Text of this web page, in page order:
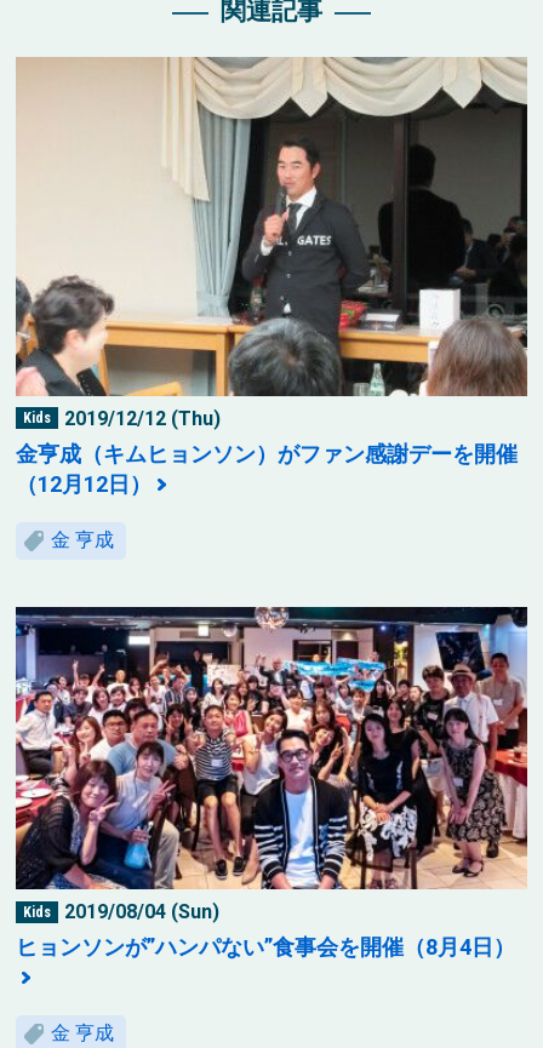
関連記事
Kids 2019/12/12 (Thu)
金亨成（キムヒョンソン）がファン感謝デーを開催
（12月12日）
金 亨成
Kids 2019/08/04 (Sun)
ヒョンソンが”ハンパない”食事会を開催（8月4日）
金 亨成